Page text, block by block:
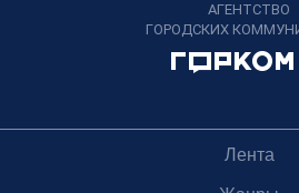
АГЕНТСТВО
ГОРОДСКИХ
Лента